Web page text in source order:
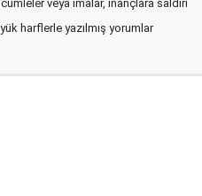
veya imalar, inançlara saldırı
harflerle yazılmış yorumlar